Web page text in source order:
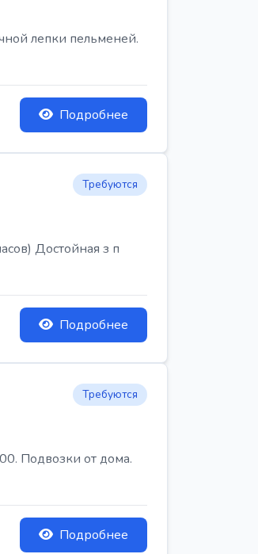
лепки пельменей.
Подробнее
Требуются
Достойная з п
Подробнее
Требуются
Подвозки от дома.
Подробнее